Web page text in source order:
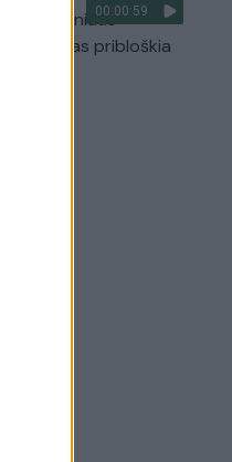
00:00:59
Vilniaus
vaizdas pribloškia